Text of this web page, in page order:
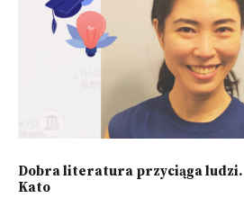
Dobra literatura przyciąga ludzi.
Kato